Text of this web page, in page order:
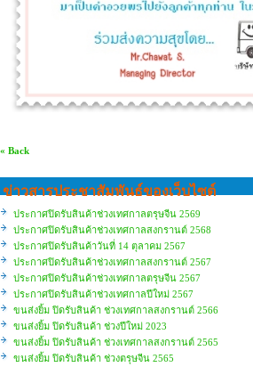
« Back
ข่าวสารประชาสัมพันธ์ของเว็บไซต์
ประกาศปิดรับสินค้าช่วงเทศกาลตรุษจีน 2569
ประกาศปิดรับสินค้าช่วงเทศกาลสงกรานต์ 2568
ประกาศปิดรับสินค้าวันที่ 14 ตุลาคม 2567
ประกาศปิดรับสินค้าช่วงเทศกาลสงกรานต์ 2567
ประกาศปิดรับสินค้าช่วงเทศกาลตรุษจีน 2567
ประกาศปิดรับสินค้าช่วงเทศกาลปีใหม่ 2567
ขนส่งยิ้ม ปิดรับสินค้า ช่วงเทศกาลสงกรานต์ 2566
ขนส่งยิ้ม ปิดรับสินค้า ช่วงปีใหม่ 2023
ขนส่งยิ้ม ปิดรับสินค้า ช่วงเทศกาลสงกรานต์ 2565
ขนส่งยิ้ม ปิดรับสินค้า ช่วงตรุษจีน 2565